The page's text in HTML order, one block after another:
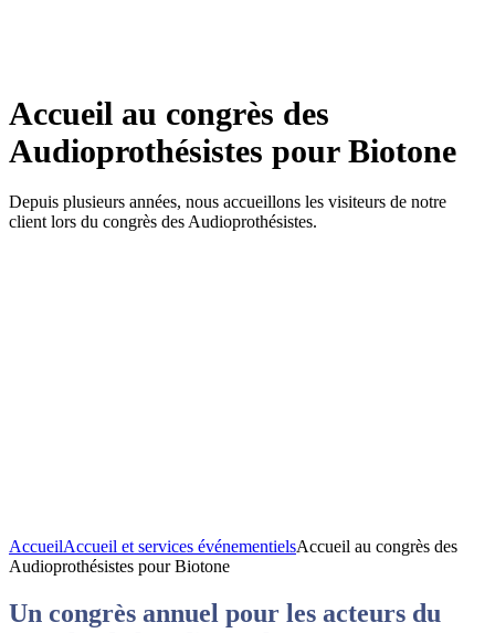
Accueil au congrès des
Audioprothésistes pour Biotone
Depuis plusieurs années, nous accueillons les visiteurs de notre
client lors du congrès des Audioprothésistes.
AccueilAccueil et services événementielsAccueil au congrès des
Audioprothésistes pour Biotone
Un congrès annuel pour les acteurs du